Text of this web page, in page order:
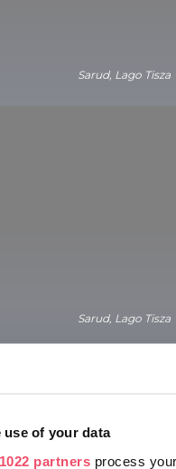
use of your data
partners process
Sarud, Lago Tisza
Sarud, Lago Tisza
de la zona del lago
Vale la pena
punto, aunque solo sea
si no ha traído la
del lago donde se
Pero también hay servicio
duchas, una isla de
restaurante local.